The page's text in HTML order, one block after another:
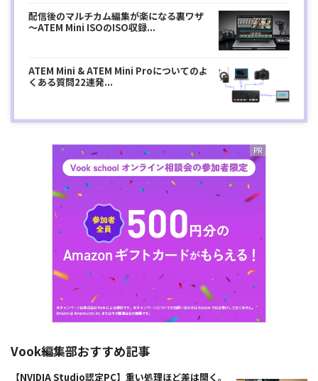
配信後のマルチカム編集が楽になる裏ワザ
〜ATEM Mini ISOのISO収録...
ATEM Mini & ATEM Mini Proについてのよ
くある質問22連発...
Vook編集部おすすめ記事
【NVIDIA Studio認定PC】重い処理ほど差は開く。